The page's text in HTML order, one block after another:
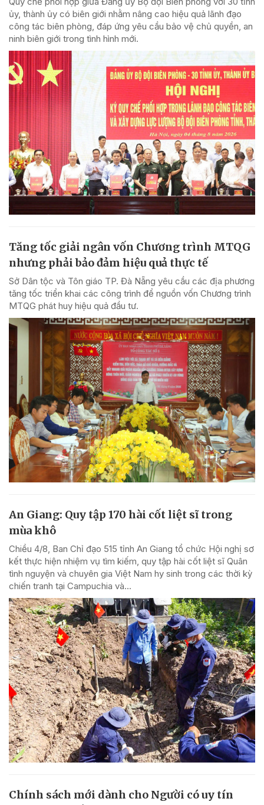
ủy, thành ủy có biên giới nhằm nâng cao hiệu quả lãnh đạo
công tác biên phòng, đáp ứng yêu cầu bảo vệ chủ quyền, an
ninh biên giới trong tình hình mới.
Tăng tốc giải ngân vốn Chương trình MTQG
nhưng phải bảo đảm hiệu quả thực tế
Sở Dân tộc và Tôn giáo TP. Đà Nẵng yêu cầu các địa phương
tăng tốc triển khai các công trình để nguồn vốn Chương trình
MTQG phát huy hiệu quả đầu tư.
An Giang: Quy tập 170 hài cốt liệt sĩ trong
mùa khô
Chiều 4/8, Ban Chỉ đạo 515 tỉnh An Giang tổ chức Hội nghị sơ
kết thực hiện nhiệm vụ tìm kiếm, quy tập hài cốt liệt sĩ Quân
tình nguyện và chuyên gia Việt Nam hy sinh trong các thời kỳ
chiến tranh tại Campuchia và...
Chính sách mới dành cho Người có uy tín